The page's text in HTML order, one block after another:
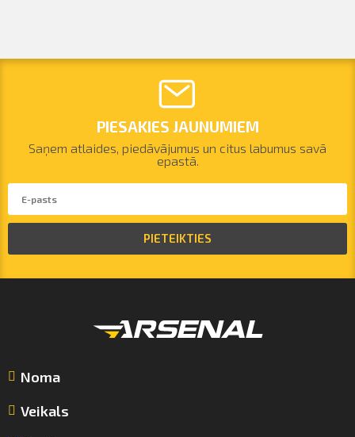
PIESAKIES JAUNUMIEM
Saņem atlaides, piedāvājumus un citus labumus savā
epastā.
PIETEIKTIES
Noma
Veikals